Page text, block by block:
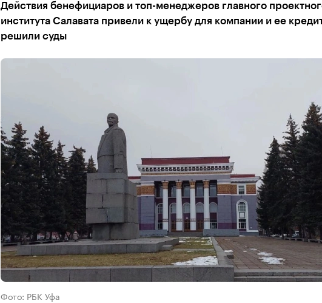
Действия бенефициаров и топ-менеджеров главного
института Салавата привели к ущербу для компании и ее
решили суды
Фото: РБК Уфа